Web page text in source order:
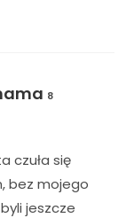
8
czuła się
bez mojego
jeszcze